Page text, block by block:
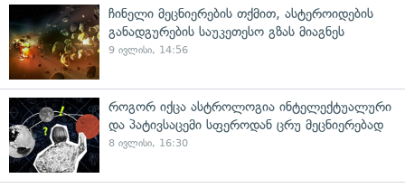
ჩინელი მეცნიერების თქმით, ასტეროიდების
განადგურების საუკეთესო გზას მიაგნეს
9 ივლისი, 14:56
როგორ იქცა ასტროლოგია ინტელექტუალური
და პატივსაცემი სფეროდან ცრუ მეცნიერებად
8 ივლისი, 16:30